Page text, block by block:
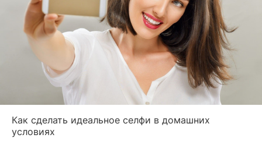
Как сделать идеальное селфи в домашних
условиях